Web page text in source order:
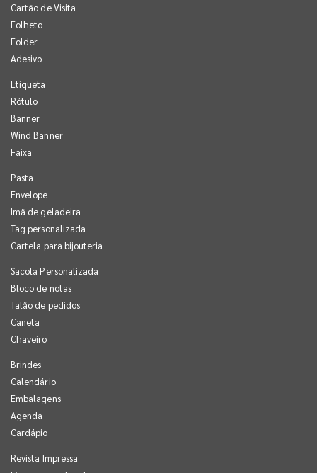
Cartão de Visita
Folheto
Folder
Adesivo
Etiqueta
Rótulo
Banner
Wind Banner
Faixa
Pasta
Envelope
Imã de geladeira
Tag personalizada
Cartela para bijouteria
Sacola Personalizada
Bloco de notas
Talão de pedidos
Caneta
Chaveiro
Brindes
Calendário
Embalagens
Agenda
Cardápio
Revista Impressa